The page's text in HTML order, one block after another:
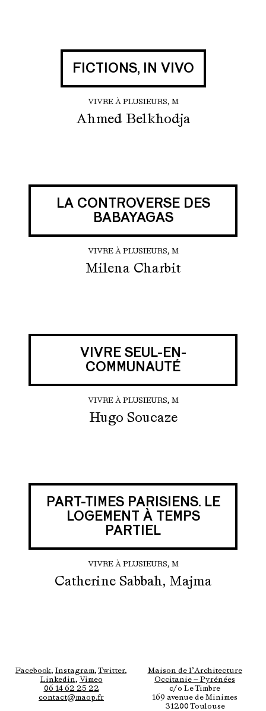
FICTIONS, IN VIVO
VIVRE À PLUSIEURS, M
Ahmed Belkhodja
LA CONTROVERSE DES
BABAYAGAS
VIVRE À PLUSIEURS, M
Milena Charbit
VIVRE SEUL-EN-
COMMUNAUTÉ
VIVRE À PLUSIEURS, M
Hugo Soucaze
PART-TIMES PARISIENS. LE
LOGEMENT À TEMPS
PARTIEL
VIVRE À PLUSIEURS, M
Catherine Sabbah, Majma
Facebook, Instagram, Twitter,
Linkedin, Vimeo
Maison de l’Architecture
Occitanie — Pyrénées
06 14 62 25 22
contact@maop.fr
c/o Le Timbre
169 avenue de Minimes
31200 Toulouse